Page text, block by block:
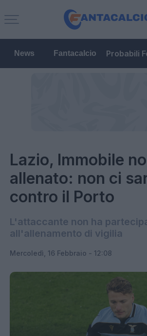
News Fantacalcio Probabili
Lazio, Immobile
allenato: non ci
contro il Porto
L'attaccante non ha
all'allenamento di vigilia
Mercoledì, 16 Febbraio - 12:08